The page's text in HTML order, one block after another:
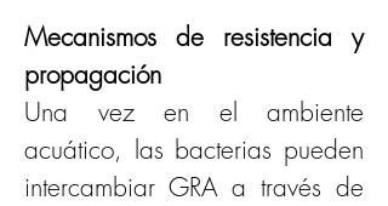
Mecanismos de resistencia y
propagación
Una vez en el ambiente
acuático, las bacterias pueden
intercambiar GRA a través de